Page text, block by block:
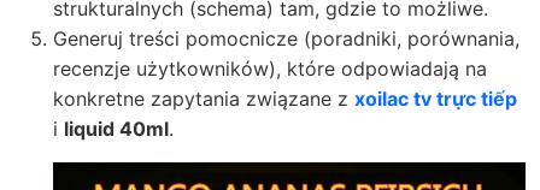
strukturalnych (schema) tam, gdzie to możliwe.
Generuj treści pomocnicze (poradniki, porównania,
recenzje użytkowników), które odpowiadają na
konkretne zapytania związane z xoilac tv trực tiếp
i liquid 40ml.